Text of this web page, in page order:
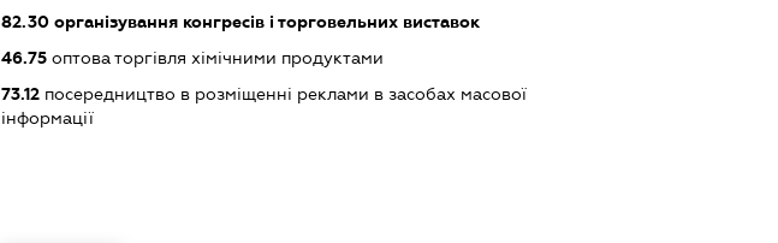
82.30 організування конгресів і торговельних виставок
46.75 оптова торгівля хімічними продуктами
73.12 посередництво в розміщенні реклами в засобах масової
інформації